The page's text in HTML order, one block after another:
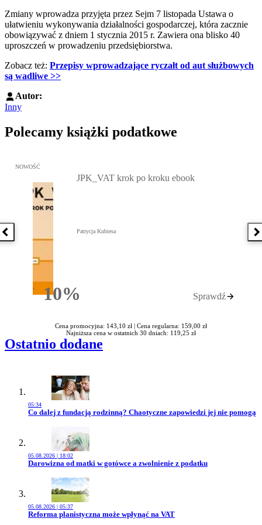
Zmiany wprowadza przyjęta przez Sejm 7 listopada Ustawa o
ułatwieniu wykonywania działalności gospodarczej, która zacznie
obowiązywać z dniem 1 stycznia 2015 r. Zawiera ona blisko 40
uproszczeń w prowadzeniu przedsiębiorstwa.
Zobacz też: Przepisy wprowadzające ryczałt od aut służbowych
są wadliwe >>
Autor:
Inny
Polecamy książki podatkowe
Poprzednia książka
Przejdź do: JPK_VAT krok po kroku ebook, Patrycja Kubiesa -
NOWOŚĆ
10%Rabatu
JPK_VAT krok po kroku ebook
Patrycja Kubiesa
Sprawdź
Cena promocyjna: 143,10 zł | Cena regularna: 159,00 zł
Najniższa cena w ostatnich 30 dniach: 119,25 zł
Ostatnio dodane
05:34
Przejdź do artykułu:
Co dalej z fundacją rodzinną? Chaotyczne zapowiedzi jej nie pomogą
05.08.2026 | 18:02
Przejdź do artykułu:
Darowizna od matki w gotówce a zwolnienie z podatku
05.08.2026 | 05:37
Przejdź do artykułu:
Reforma planistyczna może wpłynąć na VAT